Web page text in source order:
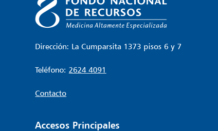
Dirección: La Cumparsita 1373 pisos 6 y 7
Teléfono: 2624 4091
Contacto
Accesos Principales